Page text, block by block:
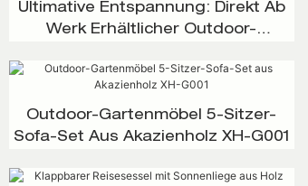
Ultimative Entspannung: Direkt Ab
Werk Erhältlicher Outdoor-
Begleiter! XH-T030
Outdoor-Gartenmöbel 5-Sitzer-
Sofa-Set Aus Akazienholz XH-G001